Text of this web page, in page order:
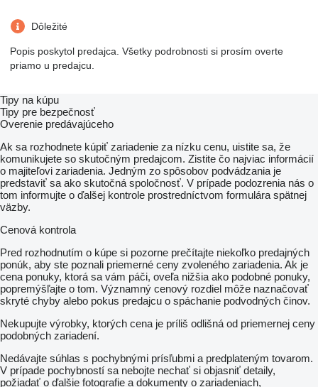
Dôležité
Popis poskytol predajca. Všetky podrobnosti si prosím overte
priamo u predajcu.
Tipy na kúpu
Tipy pre bezpečnosť
Overenie predávajúceho
Ak sa rozhodnete kúpiť zariadenie za nízku cenu, uistite sa, že
komunikujete so skutočným predajcom. Zistite čo najviac informácií
o majiteľovi zariadenia. Jedným zo spôsobov podvádzania je
predstaviť sa ako skutočná spoločnosť. V prípade podozrenia nás o
tom informujte o ďalšej kontrole prostredníctvom formulára spätnej
väzby.
Cenová kontrola
Pred rozhodnutím o kúpe si pozorne prečítajte niekoľko predajných
ponúk, aby ste poznali priemerné ceny zvoleného zariadenia. Ak je
cena ponuky, ktorá sa vám páči, oveľa nižšia ako podobné ponuky,
popremýšľajte o tom. Významný cenový rozdiel môže naznačovať
skryté chyby alebo pokus predajcu o spáchanie podvodných činov.
Nekupujte výrobky, ktorých cena je príliš odlišná od priemernej ceny
podobných zariadení.
Nedávajte súhlas s pochybnými prísľubmi a predplateným tovarom.
V prípade pochybností sa nebojte nechať si objasniť detaily,
požiadať o ďalšie fotografie a dokumenty o zariadeniach,